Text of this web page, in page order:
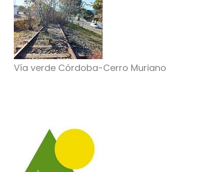
Vía verde Córdoba-Cerro Muriano